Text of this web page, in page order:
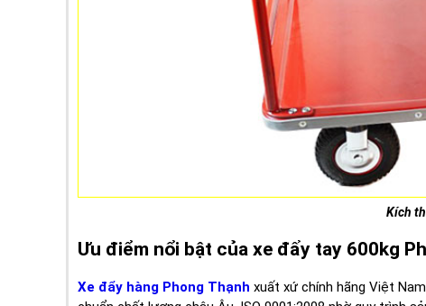
Kích
Ưu điểm nổi bật của xe đẩy tay 600kg
Xe đẩy hàng Phong Thạnh xuất xứ chính hãng Việt